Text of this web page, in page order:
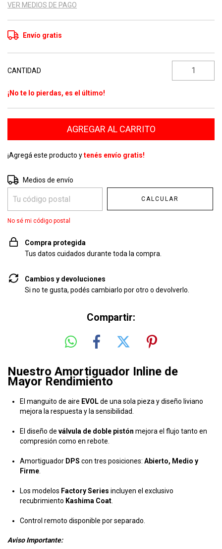
VER MEDIOS DE PAGO
Envío gratis
CANTIDAD
¡No te lo pierdas, es el último!
¡Agregá este producto ytenés envío gratis!
Entregas para el CP:
Medios de envío
CALCULAR
No sé mi código postal
Compra protegida
Tus datos cuidados durante toda la compra.
Cambios y devoluciones
Si no te gusta, podés cambiarlo por otro o devolverlo.
Compartir:
Nuestro Amortiguador Inline de
Mayor Rendimiento
El manguito de aire EVOLde una sola pieza y diseño liviano
mejora la respuesta y la sensibilidad.
El diseño de válvula de doble pistón mejora el flujo tanto en
compresión como en rebote.
Amortiguador DPS con tres posiciones: Abierto, Medio y
Firme
Los modelos Factory Series incluyen el exclusivo
recubrimiento Kashima Coat
Control remoto disponible por separado.
Aviso Importante: